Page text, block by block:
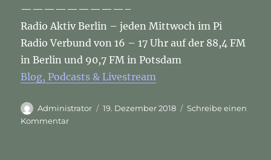
—————————–
Radio Aktiv Berlin – jeden Mittwoch im Pi
Radio Verbund von 16 – 17 Uhr auf der 88,4 FM
in Berlin und 90,7 FM in Potsdam
Blog, Podcasts & Livestream
Autor
Administrator
Veröffentlicht
19. Dezember 2018
Schreibe einen
Kommentarzu